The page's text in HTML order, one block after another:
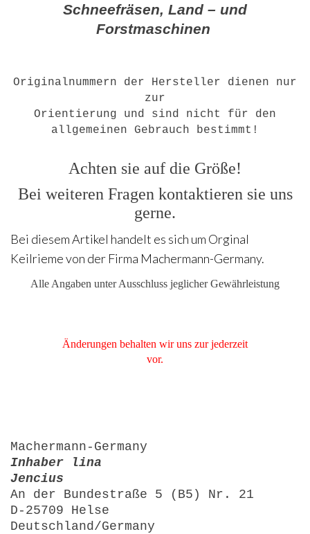
Schneefräsen, Land – und
Forstmaschinen
Originalnummern der Hersteller dienen nur
zur
Orientierung und sind nicht für den
allgemeinen Gebrauch bestimmt!
Achten sie auf die Größe!
Bei weiteren Fragen kontaktieren sie uns
gerne.
Bei diesem Artikel handelt es sich um Orginal
Keilrieme von der Firma Machermann-Germany.
Alle Angaben unter Ausschluss jeglicher Gewährleistung
Änderungen behalten wir uns zur jederzeit
vor.
Machermann-Germany
Inhaber lina
Jencius
An der Bundestraße 5 (B5) Nr. 21
D-25709 Helse
Deutschland/Germany